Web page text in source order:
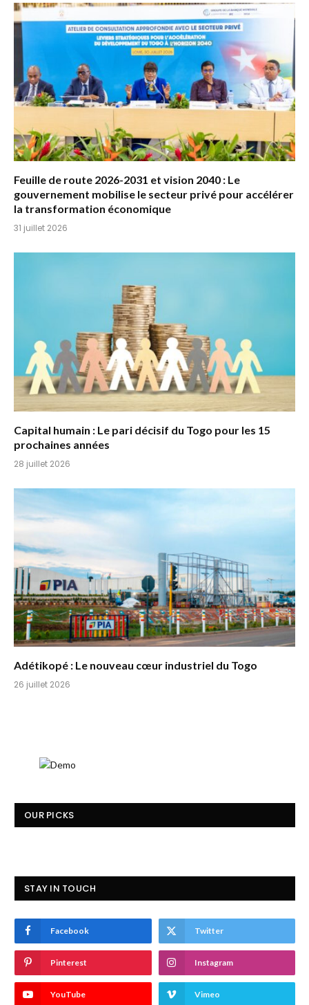
Feuille de route 2026-2031 et vision 2040 : Le
gouvernement mobilise le secteur privé pour accélérer
la transformation économique
31 juillet 2026
Capital humain : Le pari décisif du Togo pour les 15
prochaines années
28 juillet 2026
Adétikopé : Le nouveau cœur industriel du Togo
26 juillet 2026
OUR PICKS
STAY IN TOUCH
Facebook Twitter
Pinterest Instagram
YouTube Vimeo